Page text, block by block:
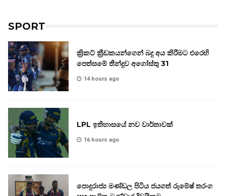
SPORT
ක්‍රිකට් ක්‍රීඩකයන්ගෙන් බදු අය කිරීමට එරෙහි
පෙත්සමේ තීන්දුව අගෝස්තු 31
14 hours ago
LPL ඉතිහාසයේ නව වාර්තාවක්
16 hours ago
පොදුරාජ්‍ය මණ්ඩල පිටිය ජයගත් රුමේෂ් තරංග